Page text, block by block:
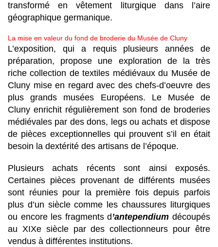
transformé en vêtement liturgique dans l’aire
géographique germanique.
La mise en valeur du fond de broderie du Musée de Cluny
L’exposition, qui a requis plusieurs années de
préparation, propose une exploration de la très
riche collection de textiles médiévaux du Musée de
Cluny mise en regard avec des chefs-d’oeuvre des
plus grands musées Européens. Le Musée de
Cluny enrichit régulièrement son fond de broderies
médiévales par des dons, legs ou achats et dispose
de pièces exceptionnelles qui prouvent s’il en était
besoin la dextérité des artisans de l’époque.
Plusieurs achats récents sont ainsi exposés.
Certaines pièces provenant de différents musées
sont réunies pour la première fois depuis parfois
plus d’un siècle comme les chaussures liturgiques
ou encore les fragments d ’antependium découpés
au XIXe siècle par des collectionneurs pour être
vendus à différentes institutions.